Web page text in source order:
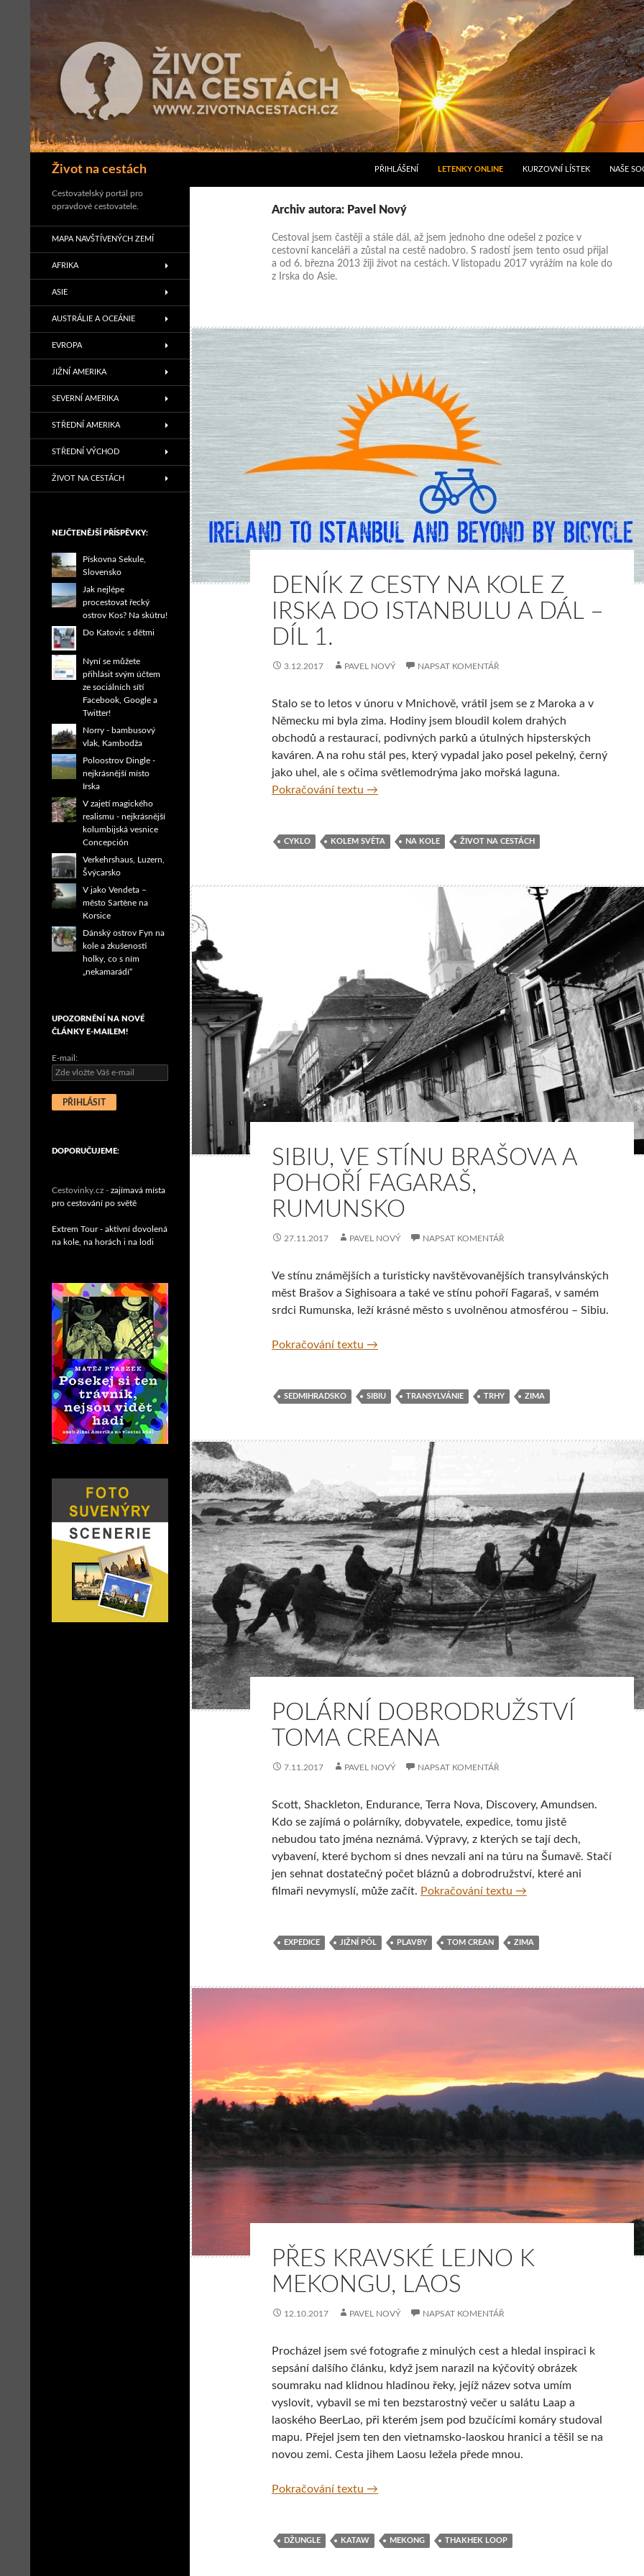
Život na cestách
Hledat
PŘIHLÁŠENÍ LETENKY ONLINE KURZOVNÍ LÍSTEK NAŠE
Archiv autora: Pavel Nový
Cestoval jsem častěji a stále dál, až jsem jednoho dne odešel z pozice v
cestovní kanceláři a zůstal na cestě nadobro. S radostí jsem tento osud přijal
a od 6. března 2013 žiji život na cestách. V listopadu 2017 vyrážím na kole do
z Irska do Asie.
DENÍK Z CESTY NA KOLE Z
IRSKA DO ISTANBULU A DÁL –
DÍL 1.
3.12.2017 PAVEL NOVÝ NAPSAT KOMENTÁŘ
Stalo se to letos v únoru v Mnichově, vrátil jsem se z Maroka a v
Německu mi byla zima. Hodiny jsem bloudil kolem drahých
obchodů a restaurací, podivných parků a útulných hipsterských
kaváren. A na rohu stál pes, který vypadal jako posel pekelný, černý
jako uhel, ale s očima světlemodrýma jako mořská laguna.
Pokračování textu Deník z cesty na kole z Irska do Istanbulu a dál – Díl 1.
→
CYKLO KOLEM SVĚTA NA KOLE ŽIVOT NA CESTÁCH
SIBIU, VE STÍNU BRAŠOVA A
POHOŘÍ FAGARAŠ,
RUMUNSKO
27.11.2017 PAVEL NOVÝ NAPSAT KOMENTÁŘ
Ve stínu známějších a turisticky navštěvovanějších transylvánských
měst Brašov a Sighisoara a také ve stínu pohoří Fagaraš, v samém
srdci Rumunska, leží krásné město s uvolněnou atmosférou – Sibiu.
Pokračování textu Sibiu, ve stínu Brašova a pohoří Fagaraš, Rumunsko
→
SEDMIHRADSKO SIBIU TRANSYLVÁNIE TRHY ZIMA
POLÁRNÍ DOBRODRUŽSTVÍ
TOMA CREANA
7.11.2017 PAVEL NOVÝ NAPSAT KOMENTÁŘ
Scott, Shackleton, Endurance, Terra Nova, Discovery, Amundsen.
Kdo se zajímá o polárníky, dobyvatele, expedice, tomu jistě
nebudou tato jména neznámá. Výpravy, z kterých se tají dech,
vybavení, které bychom si dnes nevzali ani na túru na Šumavě. Stačí
jen sehnat dostatečný počet bláznů a dobrodružství, které ani
filmaři nevymyslí, může začít. Pokračování textu Polární dobrodružství
→
EXPEDICE JIŽNÍ PÓL PLAVBY TOM CREAN ZIMA
PŘES KRAVSKÉ LEJNO K
MEKONGU, LAOS
12.10.2017 PAVEL NOVÝ NAPSAT KOMENTÁŘ
Procházel jsem své fotografie z minulých cest a hledal inspiraci k
sepsání dalšího článku, když jsem narazil na kýčovitý obrázek
soumraku nad klidnou hladinou řeky, jejíž název sotva umím
vyslovit, vybavil se mi ten bezstarostný večer u salátu Laap a
laoského BeerLao, při kterém jsem pod bzučícími komáry studoval
mapu. Přejel jsem ten den vietnamsko-laoskou hranici a těšil se na
novou zemi. Cesta jihem Laosu ležela přede mnou.
Pokračování textu Přes Kravské lejno k Mekongu, Laos
→
DŽUNGLE KATAW MEKONG THAKHEK LOOP
Cestovatelský portál pro
opravdové cestovatele.
MAPA NAVŠTÍVENÝCH ZEMÍ
AFRIKA
ASIE
AUSTRÁLIE A OCEÁNIE
EVROPA
JIŽNÍ AMERIKA
SEVERNÍ AMERIKA
STŘEDNÍ AMERIKA
STŘEDNÍ VÝCHOD
ŽIVOT NA CESTÁCH
NEJČTENĚJŠÍ PŘÍSPĚVKY:
Pískovna Sekule,
Slovensko
Jak nejlépe
procestovat řecký
ostrov Kos? Na skútru!
Do Katovic s dětmi
Nyní se můžete
přihlásit svým účtem
ze sociálních sítí
Facebook, Google a
Twitter!
Norry - bambusový
vlak, Kambodža
Poloostrov Dingle -
nejkrásnější místo
Irska
V zajetí magického
realismu - nejkrásnější
kolumbijská vesnice
Concepción
Verkehrshaus, Luzern,
Švýcarsko
V jako Vendeta –
město Sartène na
Korsice
Dánský ostrov Fyn na
kole a zkušenosti
holky, co s ním
„nekamarádí“
UPOZORNĚNÍ NA NOVÉ
ČLÁNKY E-MAILEM!
E-mail:
DOPORUČUJEME:
Cestovinky.cz - zajímavá místa
pro cestování po světě
Extrem Tour - aktivní dovolená
na kole, na horách i na lodi